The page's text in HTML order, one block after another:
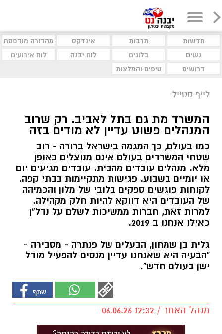
חדשות תרבות אינדקס
מהדורה מודפסת
נשים
בלוגים לוח יבנה
לוח אירועים
דרושים
טיפים והמלצות
לייף סטייל
המשרד מת גם בתל לאביב. רק שרוב
המנהלים פשוט עדיין לא מודים בזה
כמו בעולם, כך המגמה בישראל ברורה - רוב
שטחי המשרדים בעולם אינם מנוצלים באופן
מלא. מנהלים עובדים מהבית. עובדים מגיעים יום
או יומיים בשבוע. פגישות מתקיימות בבתי קפה.
לקוחות פוגשים ספקים בלובי של מלון והכמיהה
של העובדים היא דווקא להיות חלק מקהילה.
למרות זאת, חברות ממשיכות לשלם על נדל”ן
כאילו אנחנו ב 2019.
גלית בן שמחון, הבעלים של פנתרה - מסבירה -
"הבעיה היא שאנחנו עדיין מנסים להפעיל מודל
ישן בעולם חדש".
מנהל האתר / 12:32 06.06.26